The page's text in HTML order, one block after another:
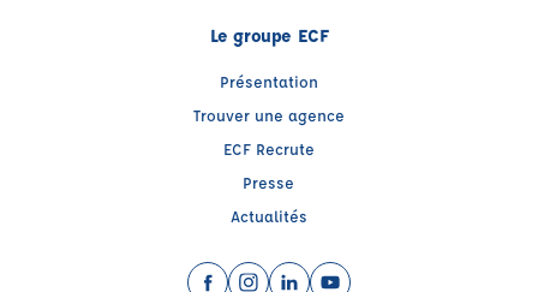
Le groupe ECF
Présentation
Trouver une agence
ECF Recrute
Presse
Actualités